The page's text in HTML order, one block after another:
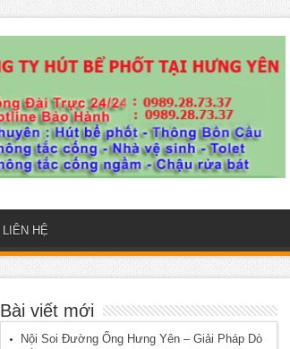
LIÊN HỆ
Bài viết mới
Nội Soi Đường Ống Hưng Yên – Giải Pháp Dò